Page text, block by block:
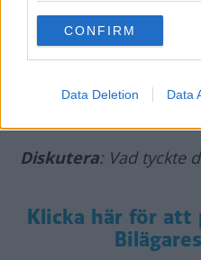
use your data for below
consent section.
CONFIRM
Data Deletion Data
via iTunes eller valfri
Spotify!
Trevlig lyssning
Diskutera: Vad tyckte
Klicka här för att